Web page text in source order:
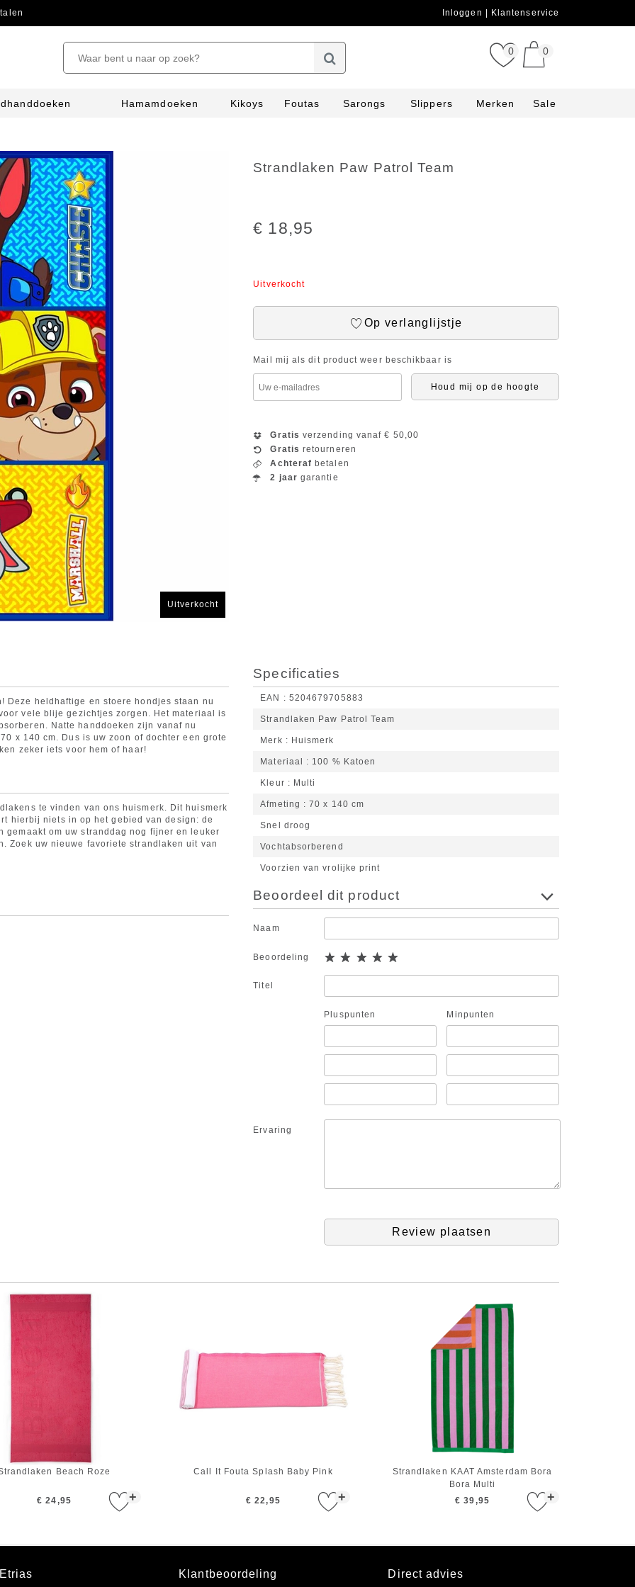
Inloggen Klantenservice
0 0
Hamamdoeken Kikoys Foutas Sarongs Slippers Merken Sale
Uitverkocht
Strandlaken Paw Patrol Team
€ 18,95
Uitverkocht
Op verlanglijstje
Mail mij als dit product weer beschikbaar is
Houd mij op de hoogte
Gratis verzending vanaf € 50,00
Gratis retourneren
Achteraf betalen
2 jaar garantie
Deze heldhaftige en stoere hondjes staan nu
vele blije gezichtjes zorgen. Het materiaal is
Natte handdoeken zijn vanaf nu
x 140 cm. Dus is uw zoon of dochter een grote
zeker iets voor hem of haar!
te vinden van ons huismerk. Dit huismerk
hierbij niets in op het gebied van design: de
om uw stranddag nog fijner en leuker
Zoek uw nieuwe favoriete strandlaken uit van
Specificaties
EAN 5204679705883
Strandlaken Paw Patrol Team
Merk Huismerk
Materiaal 100 % Katoen
Kleur Multi
Afmeting 70 x 140 cm
Snel droog
Vochtabsorberend
Voorzien van vrolijke print
Beoordeel dit product
Naam
Beoordeling
Titel
Pluspunten Minpunten
Ervaring
Review plaatsen
+
Beach Roze
€ 24,95 +
Call It Fouta Splash Baby Pink
€ 22,95 +
Strandlaken KAAT Amsterdam Bora
Bora Multi
€ 39,95
Klantbeoordeling Direct advies